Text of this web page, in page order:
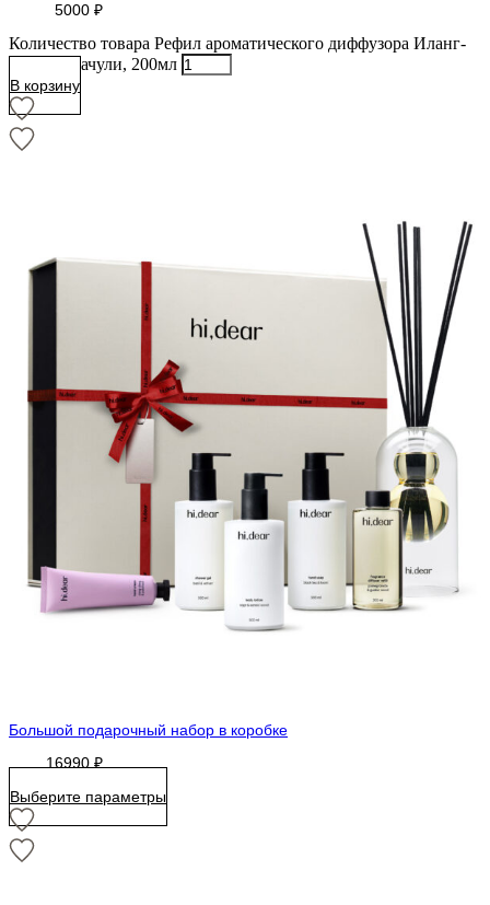
5000₽
Количество товара Рефил ароматического диффузора Иланг-
иланг и пачули, 200мл
В корзину
Большой подарочный набор в коробке
16990₽
Выберите параметры